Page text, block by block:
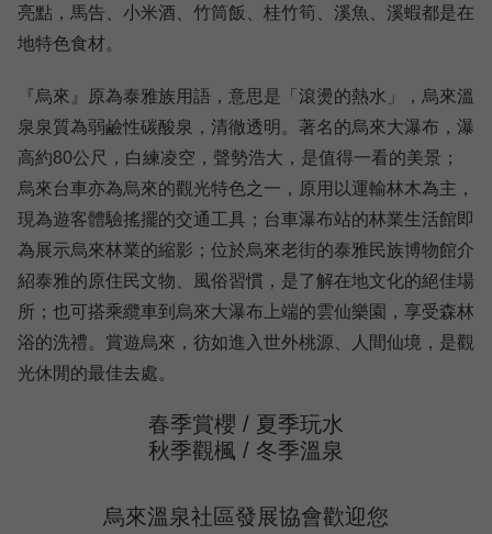
亮點，馬告、小米酒、竹筒飯、桂竹筍、溪魚、溪蝦都是在
地特色食材。
『烏來』原為泰雅族用語，意思是「滾燙的熱水」，烏來溫
泉泉質為弱鹼性碳酸泉，清徹透明。著名的烏來大瀑布，瀑
高約80公尺，白練凌空，聲勢浩大，是值得一看的美景；
烏來台車亦為烏來的觀光特色之一，原用以運輸林木為主，
現為遊客體驗搖擺的交通工具；台車瀑布站的林業生活館即
為展示烏來林業的縮影；位於烏來老街的泰雅民族博物館介
紹泰雅的原住民文物、風俗習慣，是了解在地文化的絕佳場
所；也可搭乘纜車到烏來大瀑布上端的雲仙樂園，享受森林
浴的洗禮。賞遊烏來，彷如進入世外桃源、人間仙境，是觀
光休閒的最佳去處。
春季賞櫻 / 夏季玩水
秋季觀楓 / 冬季溫泉
烏來溫泉社區發展協會歡迎您